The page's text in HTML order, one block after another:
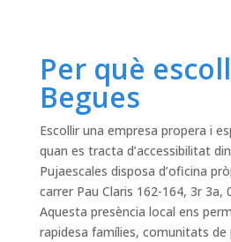
Per què
Begues
Escollir una empresa propera i
quan es tracta d’accessibilitat
Pujaescales disposa d’oficina
carrer Pau Claris 162-164, 3r 3a,
Aquesta presència local ens
rapidesa famílies, comunitats de